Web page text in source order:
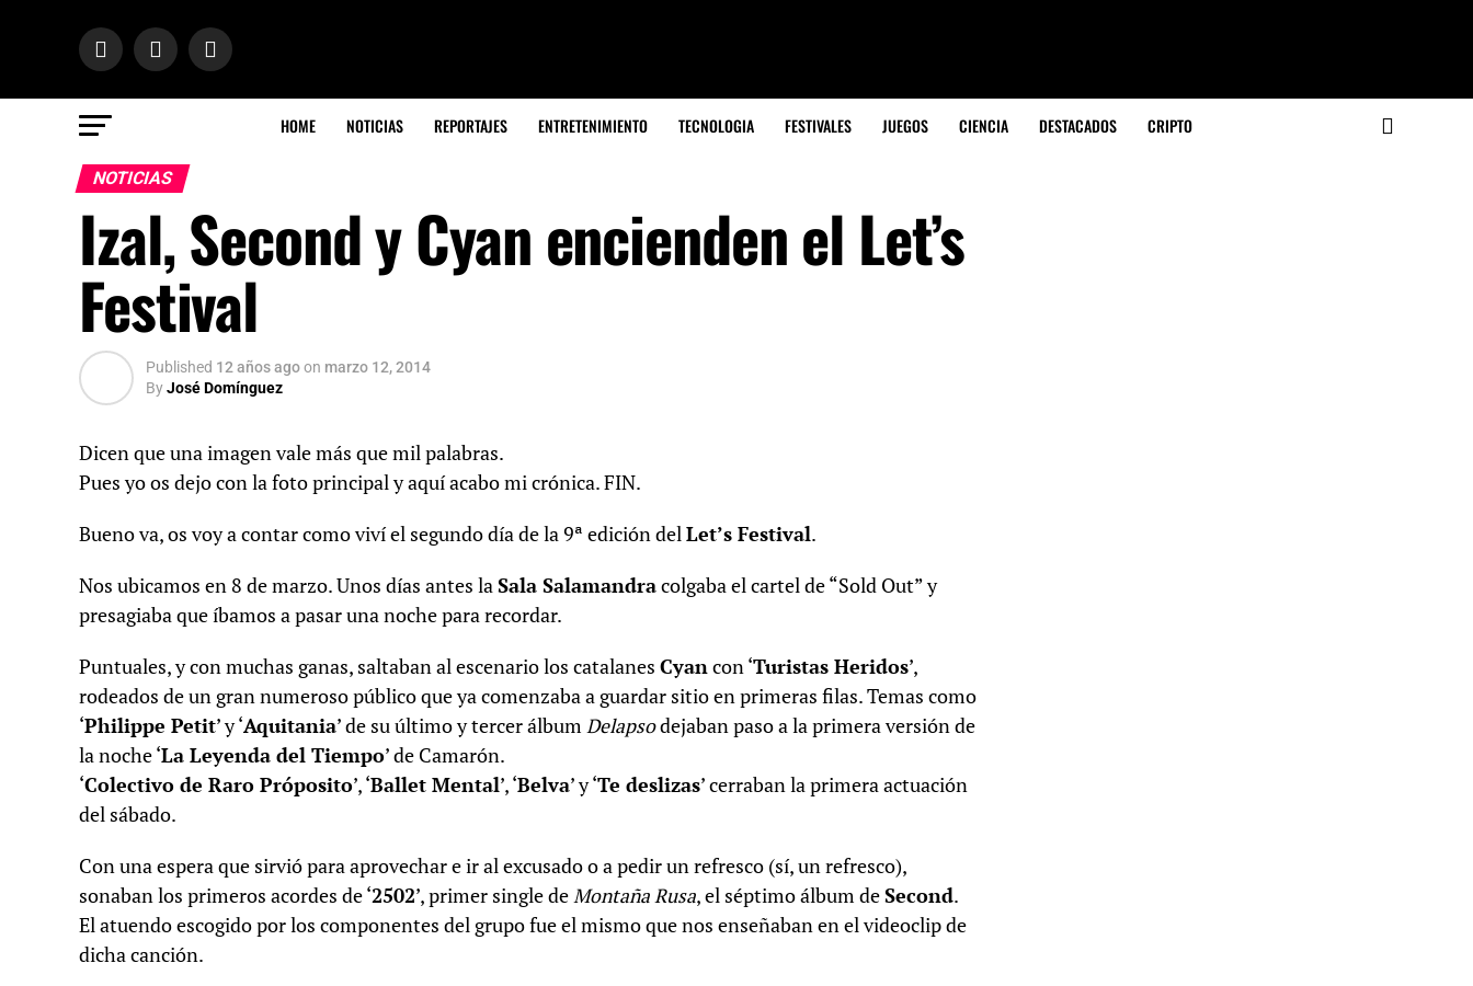
HOME NOTICIAS REPORTAJES ENTRETENIMIENTO TECNOLOGIA FESTIVALES JUEGOS CIENCIA DESTACADOS CRIPTO
NOTICIAS
Izal, Second y Cyan encienden el Let’s
Festival
Published 12 años agoon marzo 12, 2014
ByJosé Domínguez
Dicen que una imagen vale más que mil palabras.
Pues yo os dejo con la foto principal y aquí acabo mi crónica. FIN.
Bueno va, os voy a contar como viví el segundo día de la 9ª edición delLet’s Festival.
Nos ubicamos en 8 de marzo. Unos días antes laSala Salamandracolgaba el cartel de “Sold Out” y
presagiaba que íbamos a pasar una noche para recordar.
Puntuales, y con muchas ganas, saltaban al escenario los catalanes Cyancon ‘Turistas Heridos’,
rodeados de un gran numeroso público que ya comenzaba a guardar sitio en primeras filas. Temas como
‘Philippe Petit’ y ‘Aquitania’ de su último y tercer álbumDelapsodejaban paso a la primera versión de
la noche ‘La Leyenda del Tiempo’ de Camarón.
‘Colectivo de Raro Próposito’, ‘Ballet Mental’, ‘Belva’ y ‘Te deslizas’ cerraban la primera actuación
del sábado.
Con una espera que sirvió para aprovechar e ir al excusado o a pedir un refresco (sí, un refresco),
sonaban los primeros acordes de ‘2502’, primer single deMontaña Rusa, el séptimo álbum deSecond.
El atuendo escogido por los componentes del grupo fue el mismo que nos enseñaban en el videoclip de
dicha canción.